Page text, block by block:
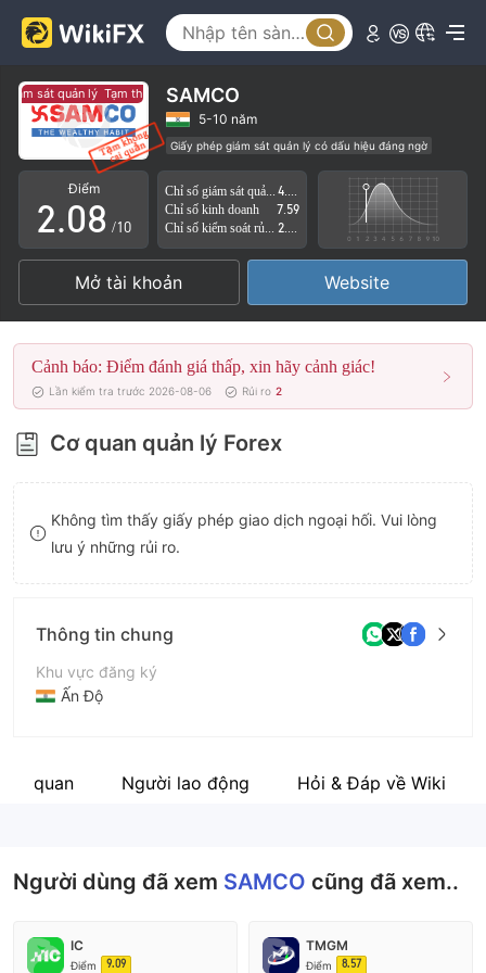
sát quản lý Tạm thời không có giám sát quản lý
SAMCO
5-10 năm
Giấy phép giám sát quản lý có dấu hiệu đáng ngờ
Nhà môi giới khu vực
Nguy cơ rủi ro cao
Điểm
0
1
2
3
4
5
6
7
8
9
.0
1
2
3
4
5
6
7
8
4
5
6
7
8
9
/10
Chỉ số kinh doanh
7.59
Mở tài khoản Website
Cảnh báo: Điểm đánh giá thấp, xin hãy cảnh giác!
Lần kiểm tra trước 2026-08-06 Rủi ro 2
Cơ quan quản lý Forex
Không tìm thấy giấy phép giao dịch ngoại hối. Vui lòng
lưu ý những rủi ro.
Thông tin chung
Khu vực đăng ký
Ấn Độ
Tên công ty
quan Người lao động Hỏi & Đáp về Wiki
Người dùng đã xem SAMCO cũng đã xem..
IC
Điểm 9.09
TMGM
Điểm 8.57